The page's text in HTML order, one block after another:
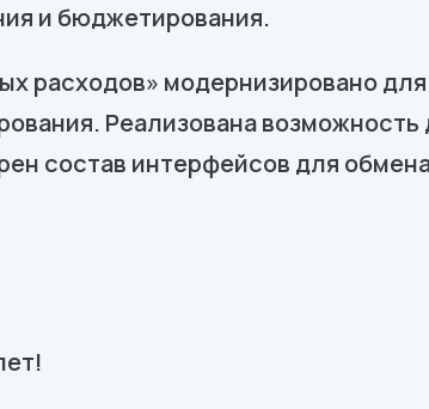
и бюджетирования.
расходов» модернизировано
Реализована
состав интерфейсов для